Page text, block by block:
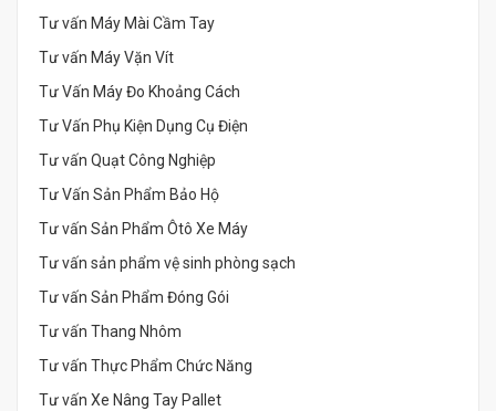
Tư vấn Máy Mài Cầm Tay
Tư vấn Máy Vặn Vít
Tư Vấn Máy Đo Khoảng Cách
Tư Vấn Phụ Kiện Dụng Cụ Điện
Tư vấn Quạt Công Nghiệp
Tư Vấn Sản Phẩm Bảo Hộ
Tư vấn Sản Phẩm Ôtô Xe Máy
Tư vấn sản phẩm vệ sinh phòng sạch
Tư vấn Sản Phẩm Đóng Gói
Tư vấn Thang Nhôm
Tư vấn Thực Phẩm Chức Năng
Tư vấn Xe Nâng Tay Pallet